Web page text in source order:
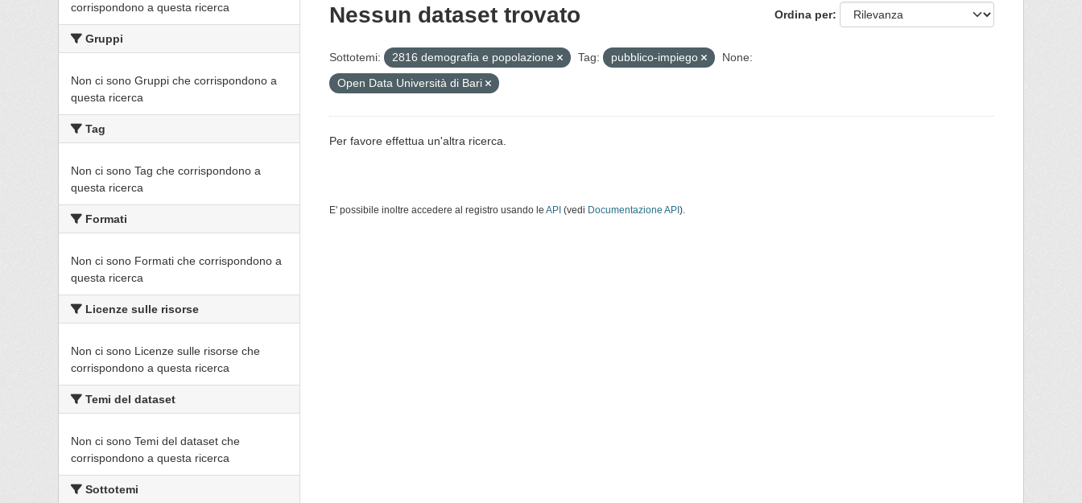
corrispondono a questa ricerca
Gruppi
Non ci sono Gruppi che corrispondono a
questa ricerca
Tag
Non ci sono Tag che corrispondono a
questa ricerca
Formati
Non ci sono Formati che corrispondono a
questa ricerca
Licenze sulle risorse
Non ci sono Licenze sulle risorse che
corrispondono a questa ricerca
Temi del dataset
Non ci sono Temi del dataset che
corrispondono a questa ricerca
Sottotemi
Ordina per
Nessun dataset trovato
Sottotemi: 2816 demografia e popolazione Tag: pubblico-impiego
None:
Open Data Università di Bari
Per favore effettua un'altra ricerca.
E' possibile inoltre accedere al registro usando le API (vedi Documentazione API ).